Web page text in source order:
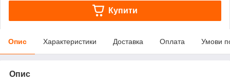
Купити
Опис Характеристики Доставка Оплата Умови
Опис